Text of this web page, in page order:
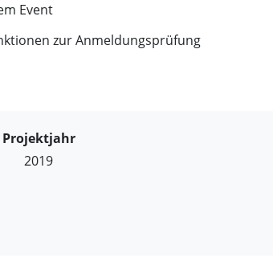
Event
zur Anmeldungsprüfung
Projektjahr
2019